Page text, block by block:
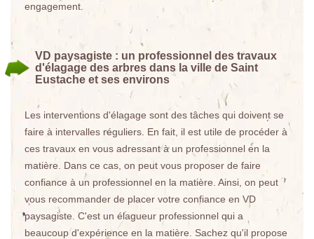
engagement.
VD paysagiste : un professionnel des travaux
d'élagage des arbres dans la ville de Saint
Eustache et ses environs
Les interventions d'élagage sont des tâches qui doivent se
faire à intervalles réguliers. En fait, il est utile de procéder à
ces travaux en vous adressant à un professionnel en la
matière. Dans ce cas, on peut vous proposer de faire
confiance à un professionnel en la matière. Ainsi, on peut
vous recommander de placer votre confiance en VD
paysagiste. C'est un élagueur professionnel qui a
beaucoup d'expérience en la matière. Sachez qu'il propose